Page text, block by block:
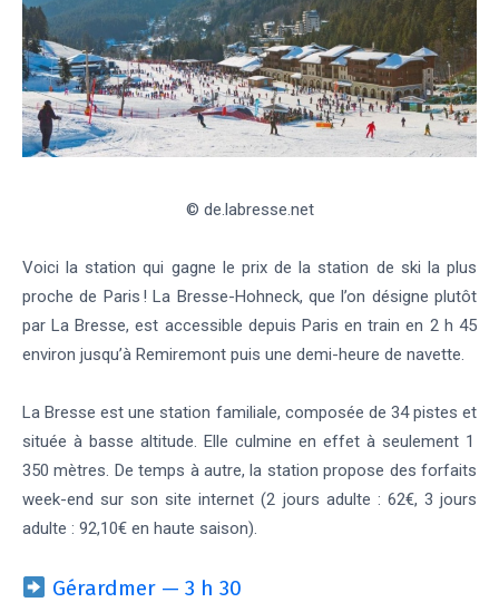
© de.labresse.net
Voici la station qui gagne le prix de la station de ski la plus
proche de Paris ! La Bresse-Hohneck, que l’on désigne plutôt
par La Bresse, est accessible depuis Paris en train en 2 h 45
environ jusqu’à Remiremont puis une demi-heure de navette.
La Bresse est une station familiale, composée de 34 pistes et
située à basse altitude. Elle culmine en effet à seulement 1
350 mètres. De temps à autre, la station propose des forfaits
week-end sur son site internet (2 jours adulte : 62€, 3 jours
adulte : 92,10€ en haute saison).
Gérardmer — 3 h 30